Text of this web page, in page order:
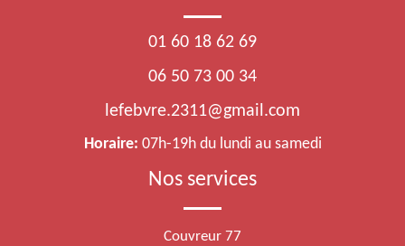
01 60 18 62 69
06 50 73 00 34
lefebvre.2311@gmail.com
Horaire: 07h-19h du lundi au samedi
Nos services
Couvreur 77